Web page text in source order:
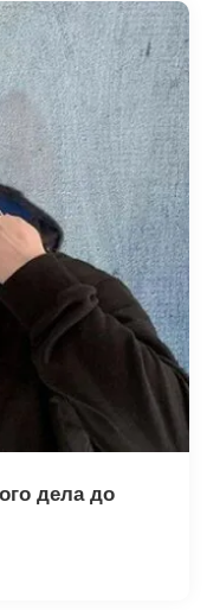
дела до